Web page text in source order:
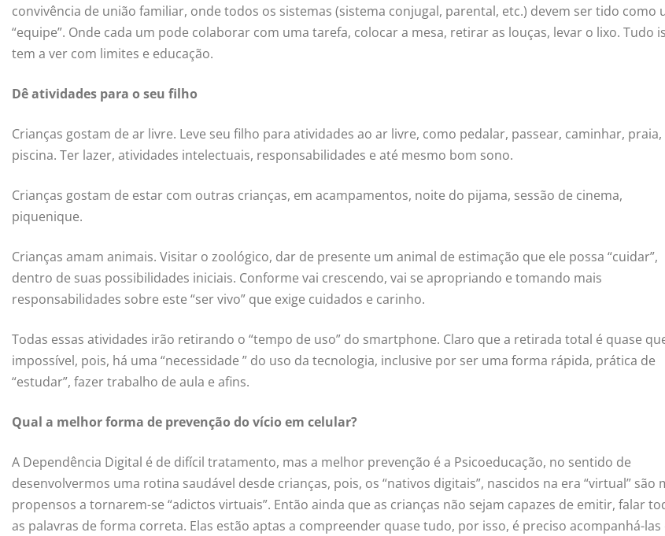
convivência de união familiar, onde todos os sistemas (sistema conjugal, parental, etc.) devem ser tido como
“equipe”. Onde cada um pode colaborar com uma tarefa, colocar a mesa, retirar as louças, levar o lixo. Tudo
tem a ver com limites e educação.
Dê atividades para o seu filho
Crianças gostam de ar livre. Leve seu filho para atividades ao ar livre, como pedalar, passear, caminhar, praia,
piscina. Ter lazer, atividades intelectuais, responsabilidades e até mesmo bom sono.
Crianças gostam de estar com outras crianças, em acampamentos, noite do pijama, sessão de cinema,
piquenique.
Crianças amam animais. Visitar o zoológico, dar de presente um animal de estimação que ele possa “cuidar”,
dentro de suas possibilidades iniciais. Conforme vai crescendo, vai se apropriando e tomando mais
responsabilidades sobre este “ser vivo” que exige cuidados e carinho.
Todas essas atividades irão retirando o “tempo de uso” do smartphone. Claro que a retirada total é quase
impossível, pois, há uma “necessidade ” do uso da tecnologia, inclusive por ser uma forma rápida, prática de
“estudar”, fazer trabalho de aula e afins.
Qual a melhor forma de prevenção do vício em celular?
A Dependência Digital é de difícil tratamento, mas a melhor prevenção é a Psicoeducação, no sentido de
desenvolvermos uma rotina saudável desde crianças, pois, os “nativos digitais”, nascidos na era “virtual” são
propensos a tornarem-se “adictos virtuais”. Então ainda que as crianças não sejam capazes de emitir, falar
as palavras de forma correta. Elas estão aptas a compreender quase tudo, por isso, é preciso acompanhá-las